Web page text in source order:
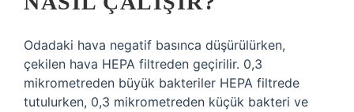
Odadaki hava negatif basınca düşürülürken,
çekilen hava HEPA filtreden geçirilir. 0,3
mikrometreden büyük bakteriler HEPA filtrede
tutulurken, 0,3 mikrometreden küçük bakteri ve